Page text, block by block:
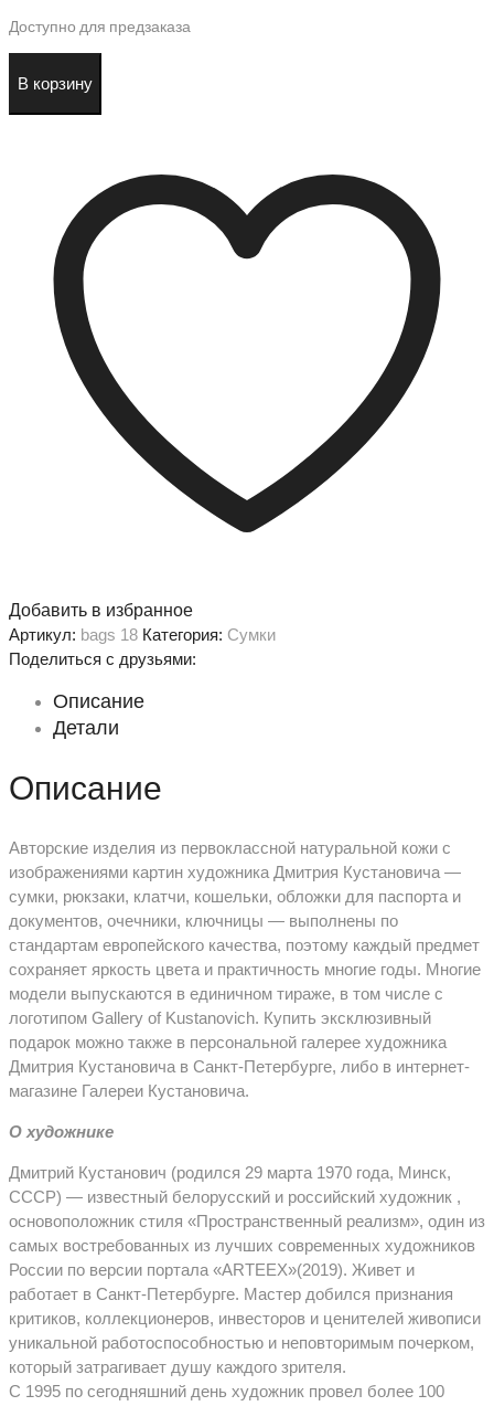
Доступно для предзаказа
товара
Сумка
В корзину
Добавить в избранное
Артикул: bags 18 Категория: Сумки
Поделиться с друзьями:
Описание
Детали
Описание
Авторские изделия из первоклассной натуральной кожи с
изображениями картин художника Дмитрия Кустановича —
сумки, рюкзаки, клатчи, кошельки, обложки для паспорта и
документов, очечники, ключницы — выполнены по
стандартам европейского качества, поэтому каждый предмет
сохраняет яркость цвета и практичность многие годы. Многие
модели выпускаются в единичном тираже, в том числе с
логотипом Gallery of Kustanovich. Купить эксклюзивный
подарок можно также в персональной галерее художника
Дмитрия Кустановича в Санкт-Петербурге, либо в интернет-
магазине Галереи Кустановича.
О художнике
Дмитрий Кустанович (родился 29 марта 1970 года, Минск,
СССР) — известный белорусский и российский художник ,
основоположник стиля «Пространственный реализм», один из
самых востребованных из лучших современных художников
России по версии портала «ARTEEX»(2019). Живет и
работает в Санкт-Петербурге. Мастер добился признания
критиков, коллекционеров, инвесторов и ценителей живописи
уникальной работоспособностью и неповторимым почерком,
который затрагивает душу каждого зрителя.
С 1995 по сегодняшний день художник провел более 100